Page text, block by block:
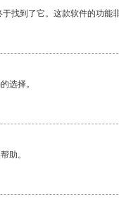
找到了它。这款软件的功
选择。
助。